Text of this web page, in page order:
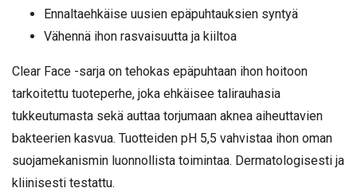
Ennaltaehkäise uusien epäpuhtauksien syntyä
Vähennä ihon rasvaisuutta ja kiiltoa
Clear Face -sarja on tehokas epäpuhtaan ihon hoitoon
tarkoitettu tuoteperhe, joka ehkäisee talirauhasia
tukkeutumasta sekä auttaa torjumaan aknea aiheuttavien
bakteerien kasvua. Tuotteiden pH 5,5 vahvistaa ihon oman
suojamekanismin luonnollista toimintaa. Dermatologisesti ja
kliinisesti testattu.